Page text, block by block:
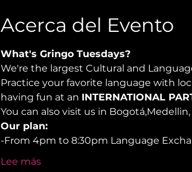
Acerca del Evento
What's Gringo Tuesdays?
We're the largest Cultural and
Practice your favorite language with
having fun at an INTERNATIONAL
You can also visit us in Bogotá,Medellin,
Our plan:
-From 4pm to 8:30pm Language
Lee más